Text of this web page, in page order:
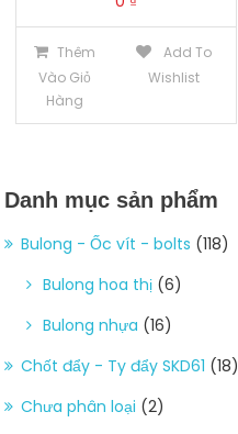
Thêm
Vào Giỏ
Hàng
Add To
Wishlist
Danh mục sản phẩm
Bulong - Ốc vít - bolts (118)
Bulong hoa thị (6)
Bulong nhựa (16)
Chốt đẩy - Ty đẩy SKD61 (18)
Chưa phân loại (2)